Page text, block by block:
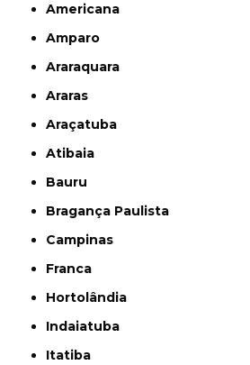
Americana
Amparo
Araraquara
Araras
Araçatuba
Atibaia
Bauru
Bragança Paulista
Campinas
Franca
Hortolândia
Indaiatuba
Itatiba